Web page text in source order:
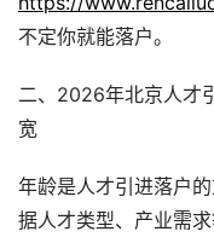
不定你就能落户。
二、2026年北京人才
宽
年龄是人才引进落户
据人才类型、产业需